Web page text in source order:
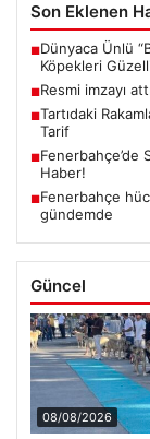
Son Eklenen
■Dünyaca Ünlü
Köpekleri
■Resmi imzayı
■Tartıdaki
Tarif
■Fenerbahçe’de
Haber!
■Fenerbahçe
gündemde
Güncel
08/08/2026